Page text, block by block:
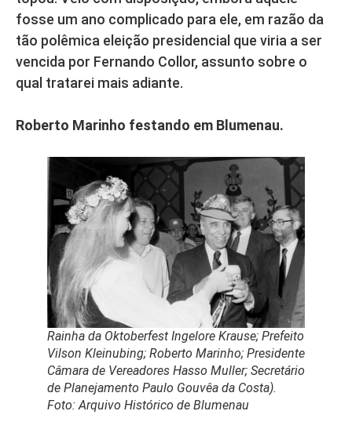
fosse um ano complicado para ele, em razão da
tão polêmica eleição presidencial que viria a ser
vencida por Fernando Collor, assunto sobre o
qual tratarei mais adiante.
Roberto Marinho festando em Blumenau.
Rainha da Oktoberfest Ingelore Krause; Prefeito
Vilson Kleinubing; Roberto Marinho; Presidente
Câmara de Vereadores Hasso Muller; Secretário
de Planejamento Paulo Gouvêa da Costa).
Foto: Arquivo Histórico de Blumenau